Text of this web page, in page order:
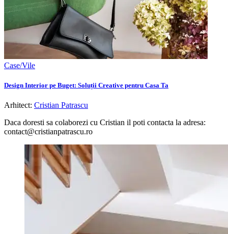
Case/Vile
Design Interior pe Buget: Soluții Creative pentru Casa Ta
Arhitect: Cristian Patrascu
Daca doresti sa colaborezi cu Cristian il poti contacta la adresa:
contact@cristianpatrascu.ro